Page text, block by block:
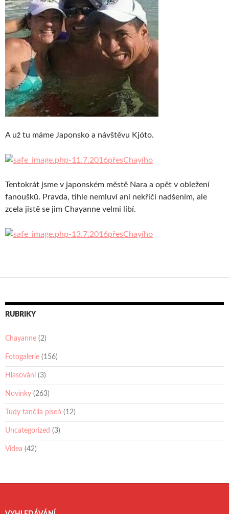
A už tu máme Japonsko a návštěvu Kjóto.
Tentokrát jsme v japonském městě Nara a opět v obležení
fanoušků. Pravda, tihle nemluví ani nekřičí nadšením, ale
zcela jistě se jim Chayanne velmi líbí.
RUBRIKY
Chayanne (2)
Fotogalerie (156)
Hlasování (3)
Novinky (263)
Tudy tančila píseň (12)
Uncategorized (3)
Videa (42)